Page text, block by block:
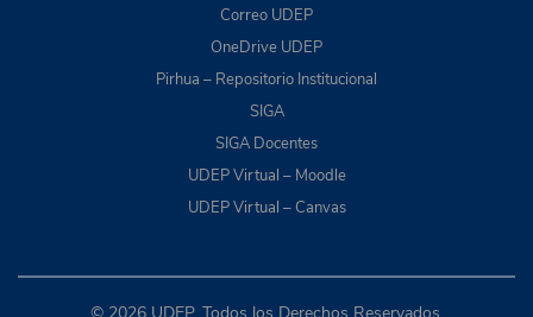
Correo UDEP
OneDrive UDEP
Pirhua – Repositorio Institucional
SIGA
SIGA Docentes
UDEP Virtual – Moodle
UDEP Virtual – Canvas